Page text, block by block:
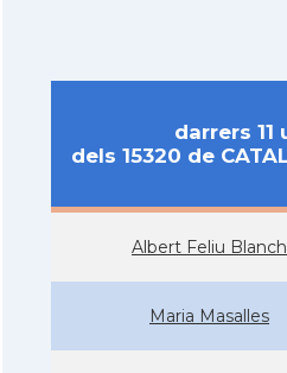
darrers 11
dels 15320 de
Albert Feliu Blanch
Maria Masalles